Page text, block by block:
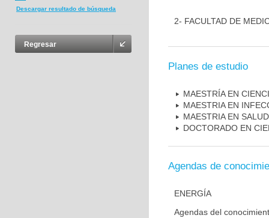
Descargar resultado de búsqueda
Regresar
2- FACULTAD DE
Planes de estudio
MAESTRÍA EN
MAESTRIA EN
MAESTRIA EN
DOCTORADO EN
Agendas de
ENERGÍA
Agendas del